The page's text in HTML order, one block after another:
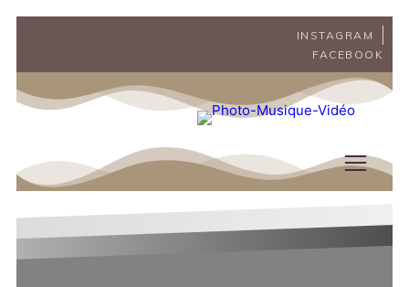
INSTAGRAM
FACEBOOK